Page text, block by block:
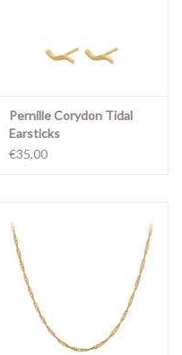
Pernille Corydon Tidal
Earsticks
€35,00